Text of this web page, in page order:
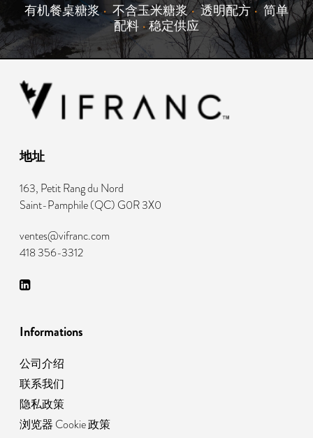
有机餐桌糖浆•不含玉米糖浆•透明配方•简单
配料 •稳定供应
地址
163, Petit Rang du Nord
Saint-Pamphile(QC) G0R 3X0
ventes@vifranc.com
418 356-3312
Informations
公司介绍
联系我们
隐私政策
浏览器 Cookie 政策